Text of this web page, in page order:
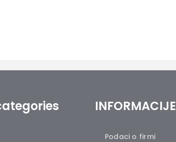
INFORMACIJE
Podaci o firmi